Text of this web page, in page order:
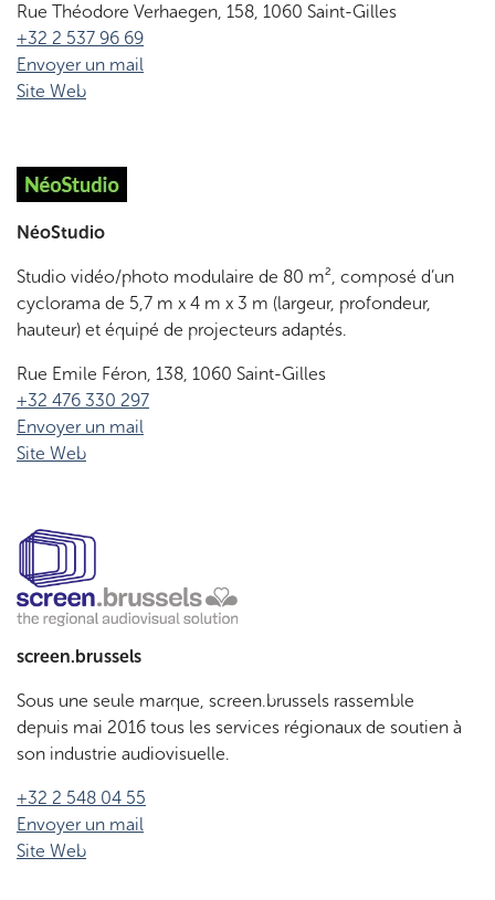
Rue Théodore Verhaegen, 158, 1060 Saint-Gilles
+32 2 537 96 69
Envoyer un mail
Site Web
NéoStudio
Studio vidéo/photo modulaire de 80 m², composé d’un
cyclorama de 5,7 m x 4 m x 3 m (largeur, profondeur,
hauteur) et équipé de projecteurs adaptés.
Rue Emile Féron, 138, 1060 Saint-Gilles
+32 476 330 297
Envoyer un mail
Site Web
screen.brussels
Sous une seule marque, screen.brussels rassemble
depuis mai 2016 tous les services régionaux de soutien à
son industrie audiovisuelle.
+32 2 548 04 55
Envoyer un mail
Site Web